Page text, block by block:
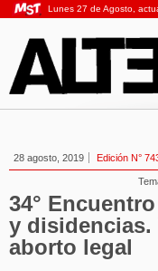
Lunes 27 de Agosto,
28 agosto, 2019 Edición N°
34°
y disidencias.
aborto legal